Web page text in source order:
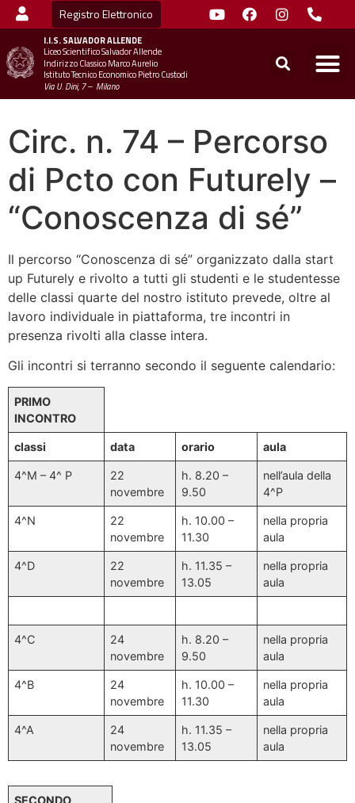
Registro Elettronico
I.I.S.SALVADOR ALLENDE
Liceo Scientifico Salvador Allende
Indirizzo Classico Marco Aurelio
Istituto Tecnico Economico Pietro Custodi
Via U. Dini, 7 – Milano
Circ. n. 74 – Percorso
di Pcto con Futurely –
“Conoscenza di sé”
Il percorso “Conoscenza di sé” organizzato dalla start
up Futurely e rivolto a tutti gli studenti e le studentesse
delle classi quarte del nostro istituto prevede, oltre al
lavoro individuale in piattaforma, tre incontri in
presenza rivolti alla classe intera.
Gli incontri si terranno secondo il seguente calendario:
PRIMO
INCONTRO
classi data orario aula
4^M – 4^ P
22
novembre
h. 8.20 –
9.50
nell’aula della
4^P
4^N
22
novembre
h. 10.00 –
11.30
nella propria
aula
4^D
22
novembre
h. 11.35 –
13.05
nella propria
aula
4^C
24
novembre
h. 8.20 –
9.50
nella propria
aula
4^B
24
novembre
h. 10.00 –
11.30
nella propria
aula
4^A
24
novembre
h. 11.35 –
13.05
nella propria
aula
SECONDO